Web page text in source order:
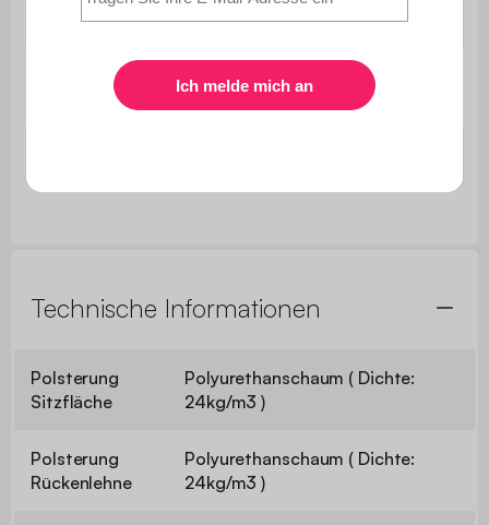
Rückenlehne B 53 x H 41cm
Höhe der
Armlehne
63 cm
Technische Informationen
Polsterung
Sitzfläche
Polyurethanschaum ( Dichte:
24kg/m3 )
Polsterung
Rückenlehne
Polyurethanschaum ( Dichte:
24kg/m3 )